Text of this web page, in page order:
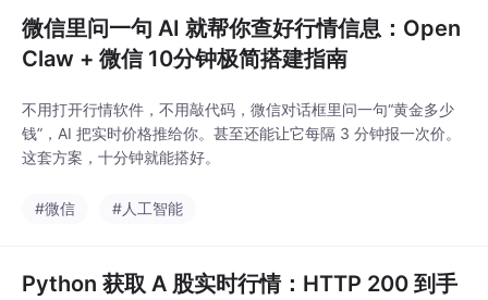
核对，WebSocket 能
不能完成连接和订阅确
认。本文用 TickDB 的
REST ticker 快照、RES
T kline 历史 K 线到 We
bSocket ticker 订阅，
微信里问一句 AI 就帮你查好行情信息：Open
Claw + 微信 10分钟极简搭建指南
不用打开行情软件，不用敲代码，微信对话框里问一句“黄金多少
钱”，AI 把实时价格推给你。甚至还能让它每隔 3 分钟报一次价。
这套方案，十分钟就能搭好。
#微信 #人工智能
Python 获取 A 股实时行情：HTTP 200 到手